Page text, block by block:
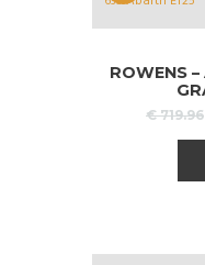
ROWENS
€719.96